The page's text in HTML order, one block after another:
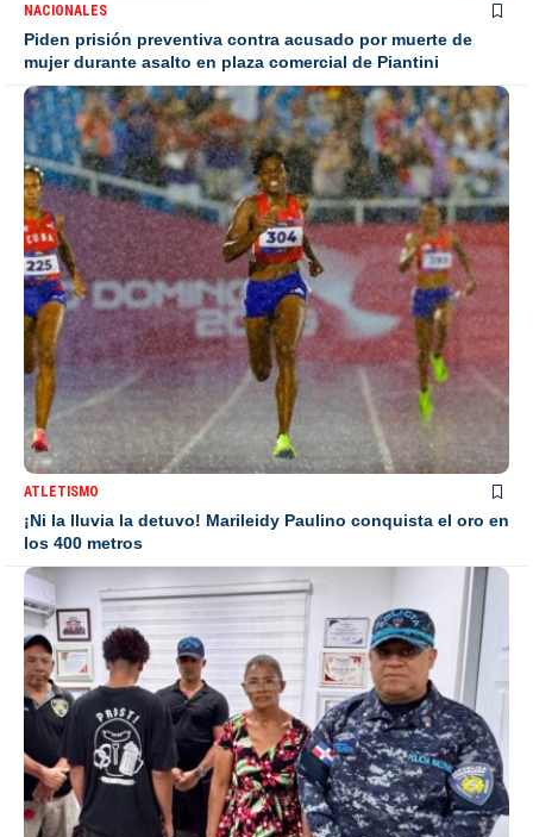
NACIONALES
Piden prisión preventiva contra acusado por muerte de
mujer durante asalto en plaza comercial de Piantini
ATLETISMO
¡Ni la lluvia la detuvo! Marileidy Paulino conquista el oro en
los 400 metros